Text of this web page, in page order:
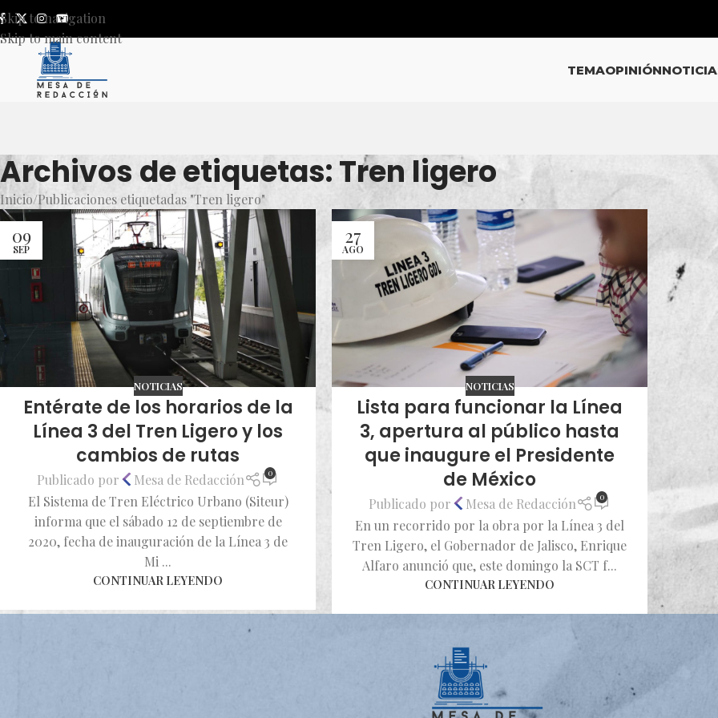
Skip to navigation
Skip to main content
TEMAOPINIÓN
Archivos de etiquetas: Tren ligero
Inicio Publicaciones etiquetadas "Tren ligero"
09
SEP
NOTICIAS
Entérate de los horarios de la
Línea 3 del Tren Ligero y los
cambios de rutas
Publicado por Mesa de Redacción 0
El Sistema de Tren Eléctrico Urbano (Siteur)
informa que el sábado 12 de septiembre de
2020, fecha de inauguración de la Línea 3 de
Mi ...
CONTINUAR LEYENDO
27
AGO
NOTICIAS
Lista para funcionar la Línea
3, apertura al público hasta
que inaugure el Presidente
de México
Publicado por Mesa de Redacción 0
En un recorrido por la obra por la Línea 3 del
Tren Ligero, el Gobernador de Jalisco, Enrique
Alfaro anunció que, este domingo la SCT f...
CONTINUAR LEYENDO